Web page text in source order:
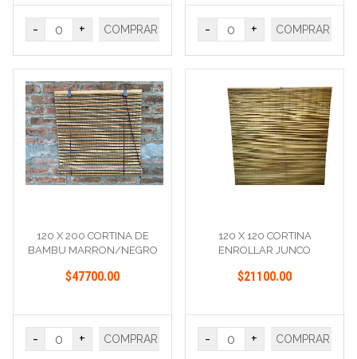
- + COMPRAR - + COMPRAR
120 X 200 CORTINA DE
BAMBU MARRON/NEGRO
$47700.00
- + COMPRAR
120 X 120 CORTINA
ENROLLAR JUNCO
$21100.00
- + COMPRAR